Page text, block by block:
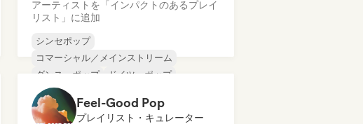
アーティストを「インパクトのあるプレイ
リスト」に追加
シンセポップ
コマーシャル／メインストリーム
ダンス・ポップ
ドイツ・ポップ
ドリーム・ポップ
インディー・ダンス
ワールド・ポップ
Feel-Good Pop
プレイリスト・キュレーター